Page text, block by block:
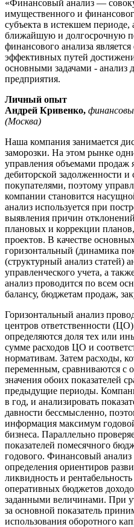
«Финансовый анализ —
имущественного и
субъекта в истекшем периоде,
ближайшую и долгосрочную
финансового анализа
эффективных путей
основными задачами - анализ
предприятия.
Личный опыт
Андрей Кривенко,
(Москва)
Наша компания занимается
заморозки. На этом рынке
управления объемами продаж
дебиторской задолженности и
покупателями, поэтому
компании становится
анализ используется при
выявления причин
плановых и коррекции
проектов. В качестве
горизонтальный (динамика
(структурный анализ статей)
управленческого учета, а
анализ проводится по всем
балансу, бюджетам продаж,
Горизонтальный анализ
центров ответственности
определяются доля тех или
сумме расходов ЦО и
нормативам. Затем расходы,
переменным, сравниваются с
значения обоих показателей
предыдущие периоды.
в год, и анализировать
давности бессмысленно,
информация максимум
бизнеса. Параллельно
показателей помесячного
годового. Финансовый анализ
определения ориентиров
ликвидность и
оперативных бюджетов
заданными величинами. При
за основной показатель
использования оборотного